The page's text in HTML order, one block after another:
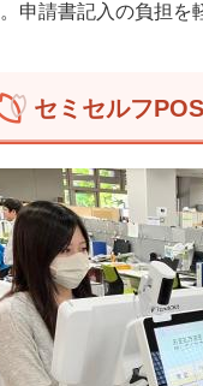
申請書記入の負担を
セミセルフ